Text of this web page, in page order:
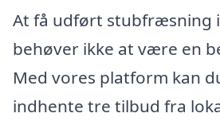
At få udført stubfræsning
behøver ikke at være en
Med vores platform kan
indhente tre tilbud fra